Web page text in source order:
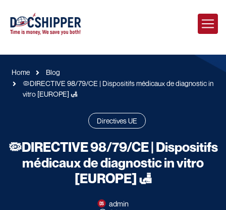
Home
Blog
🦠DIRECTIVE 98/79/CE | Dispositifs médicaux de diagnostic in
vitro [EUROPE] 🛃
Directives UE
🦠DIRECTIVE 98/79/CE | Dispositifs
médicaux de diagnostic in vitro
[EUROPE] 🛃
admin